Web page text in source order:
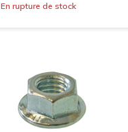
En rupture de stock